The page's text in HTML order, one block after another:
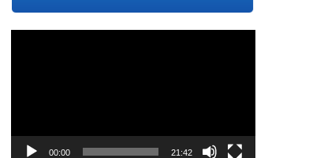
00:00 21:42